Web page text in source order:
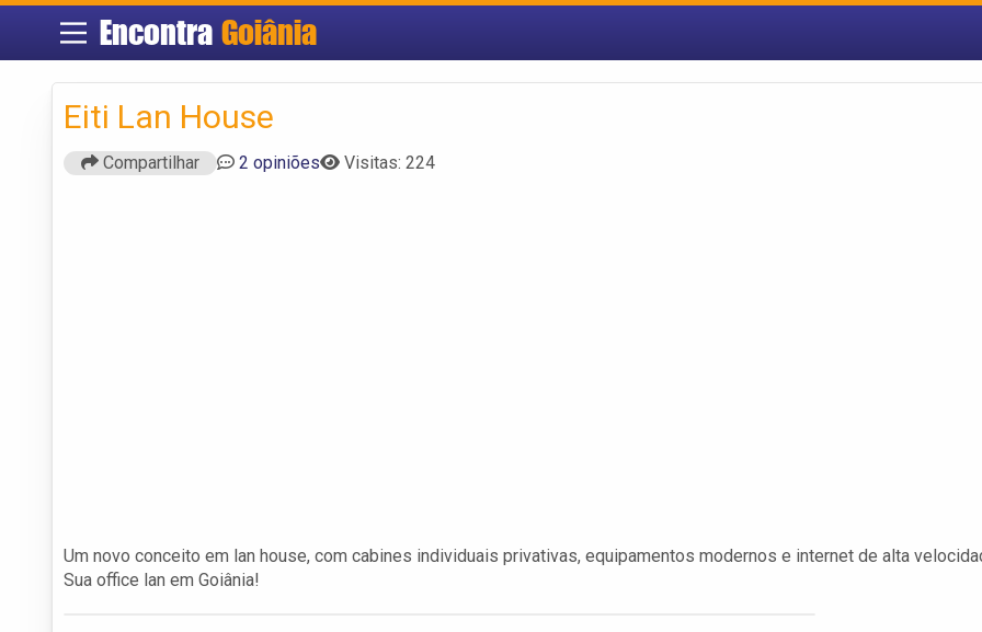
Encontra Goiânia
Eiti Lan House
Compartilhar 2 opiniões Visitas: 224
Um novo conceito em lan house, com cabines individuais privativas, equipamentos modernos e internet de alta
Sua office lan em Goiânia!